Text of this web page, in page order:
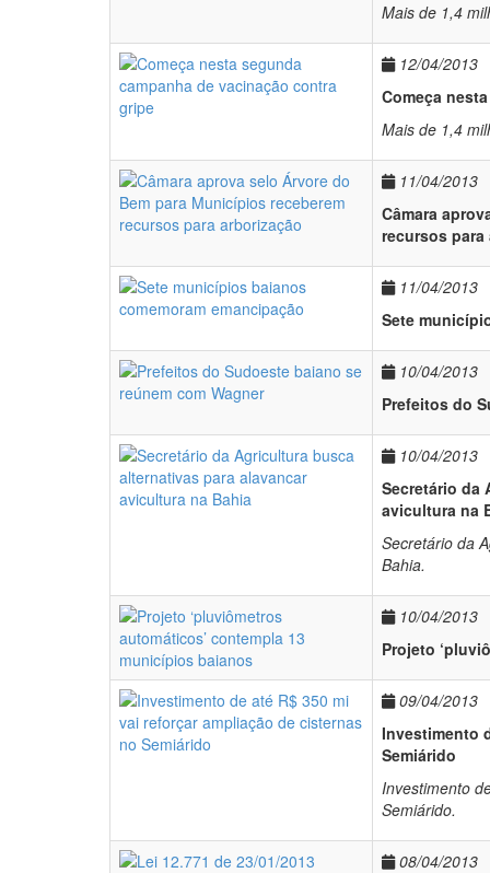
Mais de 1,4
12/04/2013
Começa
Mais de 1,4
11/04/2013
Câmara
recursos para
11/04/2013
Sete
10/04/2013
Prefeitos do
10/04/2013
Secretário da
avicultura na
Secretário da
Bahia.
10/04/2013
Projeto
09/04/2013
Investimento
Semiárido
Investimento
Semiárido.
08/04/2013